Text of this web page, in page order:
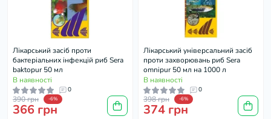
Лікарський засіб проти
бактеріальних інфекцій риб Sera
baktopur 50 мл
В наявності
0
390 грн -6%
366 грн
Лікарський універсальний засіб
проти захворювань риб Sera
omnipur 50 мл на 1000 л
В наявності
0
398 грн -6%
374 грн